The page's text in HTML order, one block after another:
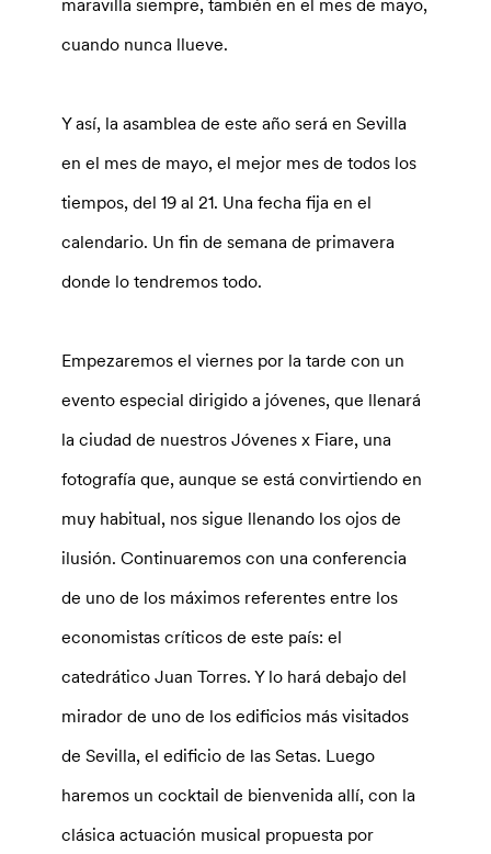
maravilla siempre, también en el mes de mayo,
cuando nunca llueve.
Y así, la asamblea de este año será en Sevilla
en el mes de mayo, el mejor mes de todos los
tiempos, del 19 al 21. Una fecha fija en el
calendario. Un fin de semana de primavera
donde lo tendremos todo.
Empezaremos el viernes por la tarde con un
evento especial dirigido a jóvenes, que llenará
la ciudad de nuestros Jóvenes x Fiare, una
fotografía que, aunque se está convirtiendo en
muy habitual, nos sigue llenando los ojos de
ilusión. Continuaremos con una conferencia
de uno de los máximos referentes entre los
economistas críticos de este país: el
catedrático Juan Torres. Y lo hará debajo del
mirador de uno de los edificios más visitados
de Sevilla, el edificio de las Setas. Luego
haremos un cocktail de bienvenida allí, con la
clásica actuación musical propuesta por